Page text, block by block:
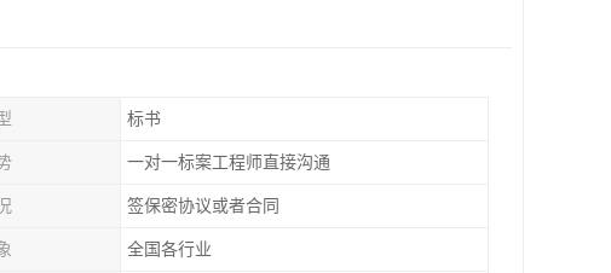
标书
一对一标案工程师直接沟通
签保密协议或者合同
全国各行业